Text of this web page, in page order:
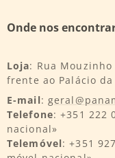
Onde nos
Loja: Rua
frente ao Palácio da
E-mail:
Telefone: +351 222
nacional»
Telemóvel: +351